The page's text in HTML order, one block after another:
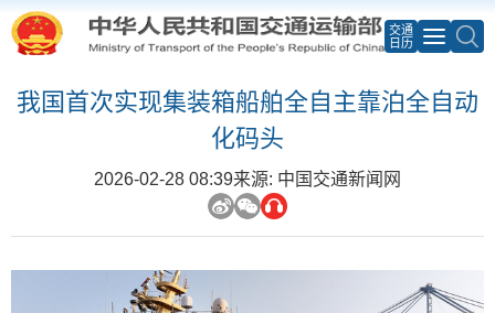
交通
日历
我国首次实现集装箱船舶全自主靠泊全自动
化码头
2026-02-28 08:39来源: 中国交通新闻网